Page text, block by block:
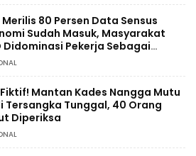
Merilis 80 Persen Data Sensus
Sudah Masuk, Masyarakat
Didominasi Pekerja Sebagai
Fiktif! Mantan Kades Nangga Mutu
Tersangka Tunggal, 40 Orang
Diperiksa